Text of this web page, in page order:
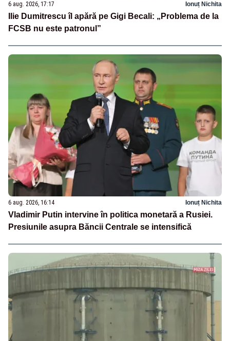
6 aug. 2026, 17:17 Ionuț Nichita
Ilie Dumitrescu îl apără pe Gigi Becali: „Problema de la
FCSB nu este patronul”
6 aug. 2026, 16:14 Ionuț Nichita
Vladimir Putin intervine în politica monetară a Rusiei.
Presiunile asupra Băncii Centrale se intensifică